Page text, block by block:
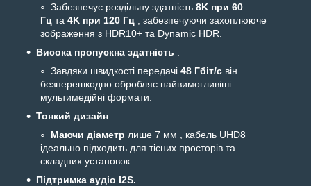
Забезпечує роздільну здатність 8K при 60
Гц та 4K при 120 Гц , забезпечуючи захоплююче
зображення з HDR10+ та Dynamic HDR.
Висока пропускна здатність :
Завдяки швидкості передачі 48 Гбіт/с він
безперешкодно обробляє найвимогливіші
мультимедійні формати.
Тонкий дизайн :
Маючи діаметр лише 7 мм , кабель UHD8
ідеально підходить для тісних просторів та
складних установок.
Підтримка аудіо I2S.